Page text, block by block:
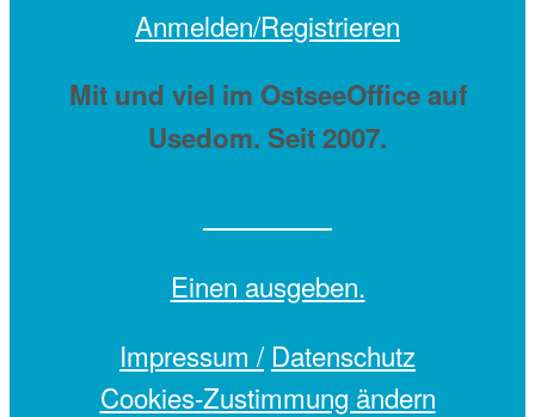
Anmelden/Registrieren
Mit und viel im OstseeOffice auf
Usedom. Seit 2007.
Einen ausgeben.
Impressum / Datenschutz
Cookies-Zustimmung ändern